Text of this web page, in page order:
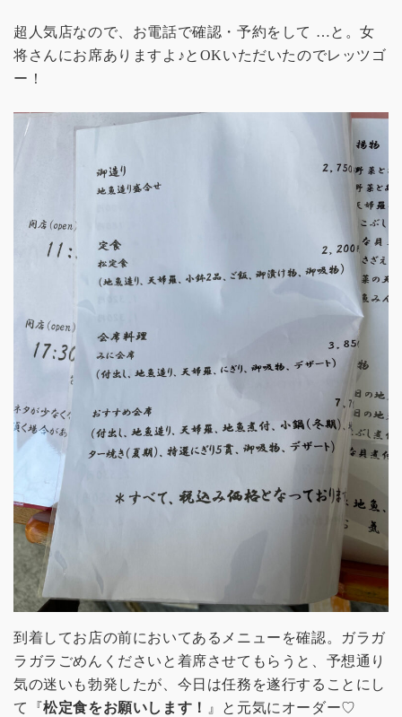
超人気店なので、お電話で確認・予約をして …と。女
将さんにお席ありますよ♪とOKいただいたのでレッツゴ
ー！
到着してお店の前においてあるメニューを確認。ガラガ
ラガラごめんくださいと着席させてもらうと、予想通り
気の迷いも勃発したが、今日は任務を遂行することにし
て『松定食をお願いします！ 』と元気にオーダー♡